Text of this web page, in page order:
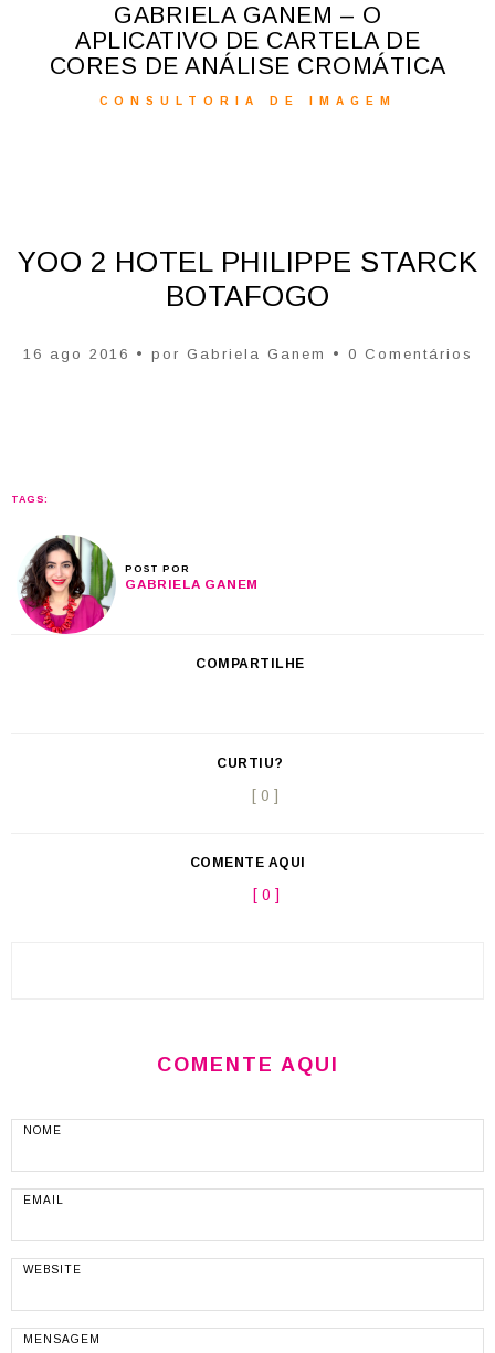
GABRIELA GANEM – O
APLICATIVO DE CARTELA DE
CORES DE ANÁLISE CROMÁTICA
CONSULTORIA DE IMAGEM
YOO 2 HOTEL PHILIPPE STARCK
BOTAFOGO
16 ago 2016 • por Gabriela Ganem • 0 Comentários
TAGS:
POST POR
GABRIELA GANEM
COMPARTILHE
CURTIU?
[ 0 ]
COMENTE AQUI
[ 0 ]
COMENTE AQUI